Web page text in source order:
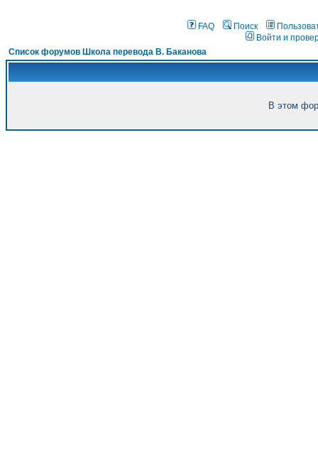
FAQ Поиск
Войти и
Список форумов Школа перевода В. Баканова
В этом